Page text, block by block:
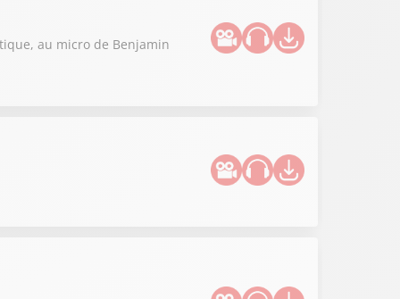
au micro de Benjamin